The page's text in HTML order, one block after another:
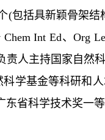
(包括具新颖骨架结
Chem Int Ed、Org
责人主持国家自然
学基金等科研和
东省科学技术奖一